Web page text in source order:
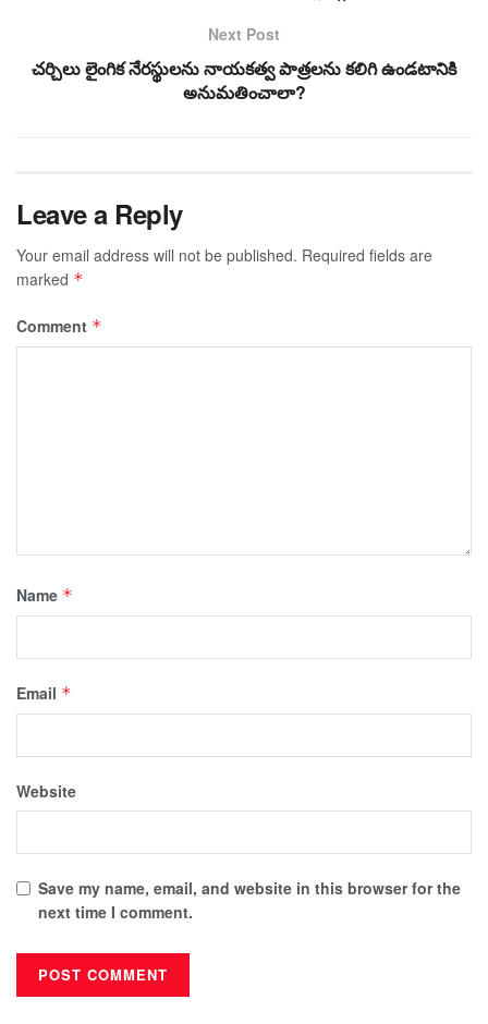
Next Post
చర్చిలు లైంగిక నేరస్థులను నాయకత్వ పాత్రలను కలిగి ఉండటానికి
అనుమతించాలా?
Leave a Reply
Your email address will not be published. Required fields are
marked *
Comment *
Name *
Email *
Website
Save my name, email, and website in this browser for the
next time I comment.